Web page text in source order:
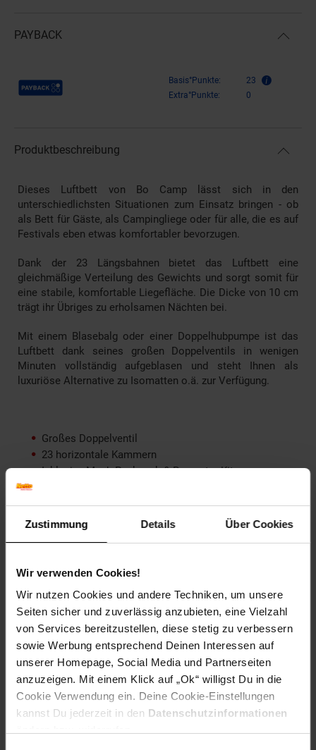
Zustimmung Details Über Cookies
Wir verwenden Cookies!
Wir nutzen Cookies und andere Techniken, um unsere
Seiten sicher und zuverlässig anzubieten, eine Vielzahl
von Services bereitzustellen, diese stetig zu verbessern
sowie Werbung entsprechend Deinen Interessen auf
unserer Homepage, Social Media und Partnerseiten
anzuzeigen. Mit einem Klick auf „Ok“ willigst Du in die
Cookie Verwendung ein. Deine Cookie-Einstellungen
kannst Du jederzeit in den Datenschutzinformationen
PAYBACK
Payback Punkte Basis°Punkte:
23
Extra°Punkte:
0
Produktbeschreibung
Dieses Luftbett von Bo Camp lässt sich in den
unterschiedlichsten Situationen zum Einsatz bringen - ob
als Bett für Gäste, als Campingliege oder für alle, die es auf
Festivals eben etwas komfortabler bevorzugen.
Dank der 23 Längsbahnen bietet das Luftbett eine
gleichmäßige Verteilung des Gewichts und sorgt somit für
eine stabile, komfortable Liegefläche. Die Dicke von 10 cm
trägt ihr Übriges zu erholsamen Nächten bei.
Mit einem Blasebalg oder einer Doppelhubpumpe ist das
Luftbett dank seines großen Doppelventils in wenigen
Minuten vollständig aufgeblasen und steht Ihnen als
luxuriöse Alternative zu Isomatten o.ä. zur Verfügung.
Großes Doppelventil
23 horizontale Kammern
Inklusive Mesh-Packsack & Reperatur-Kit
Liegefläche: 200 x 70 cm
Packmaß: 29 x Ø15 cm
Farbe: Anthrazit
Artikelnummer: 2168489000
EAN: 8712013066103
Artikel gehört zur Kategorie:Isomatten & Luftmatratzen
Versandinformationen